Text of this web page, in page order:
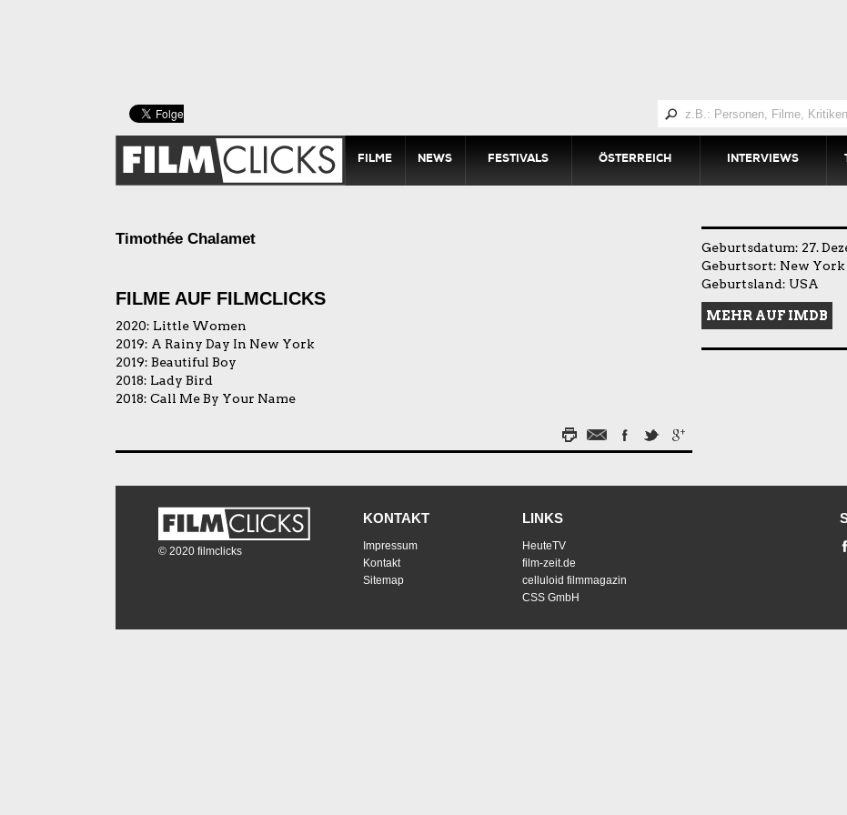
FILME NEWS FESTIVALS ÖSTERREICH INTERVIEWS
Timothée Chalamet
FILME AUF FILMCLICKS
2020: Little Women
2019: A Rainy Day In New York
2019: Beautiful Boy
2018: Lady Bird
2018: Call Me By Your Name
Geburtsdatum: 27.
Geburtsort: New
Geburtsland: USA
MEHR AUF IMDB
© 2020 filmclicks
KONTAKT
Impressum
Kontakt
Sitemap
LINKS
HeuteTV
film-zeit.de
celluloid filmmagazin
CSS GmbH